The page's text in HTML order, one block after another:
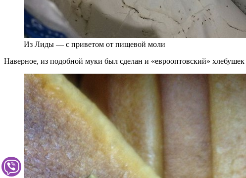
Из Лиды — с приветом от пищевой моли
Наверное, из подобной муки был сделан и «еврооптовский»